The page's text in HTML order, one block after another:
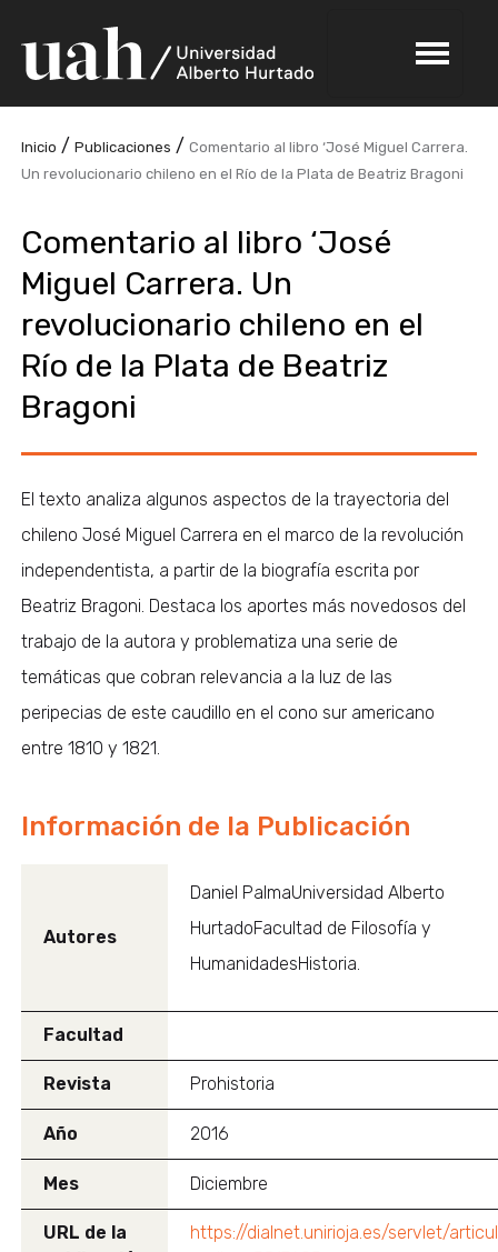
Inicio /Publicaciones /Comentario al libro ‘José Miguel Carrera.
Un revolucionario chileno en el Río de la Plata de Beatriz Bragoni
Comentario al libro ‘José
Miguel Carrera. Un
revolucionario chileno en el
Río de la Plata de Beatriz
Bragoni
El texto analiza algunos aspectos de la trayectoria del
chileno José Miguel Carrera en el marco de la revolución
independentista, a partir de la biografía escrita por
Beatriz Bragoni. Destaca los aportes más novedosos del
trabajo de la autora y problematiza una serie de
temáticas que cobran relevancia a la luz de las
peripecias de este caudillo en el cono sur americano
entre 1810 y 1821.
Información de la Publicación
Autores
Daniel PalmaUniversidad Alberto
HurtadoFacultad de Filosofía y
HumanidadesHistoria.
Facultad
Revista Prohistoria
Año 2016
Mes Diciembre
URL de la
https://dialnet.unirioja.es/servlet/